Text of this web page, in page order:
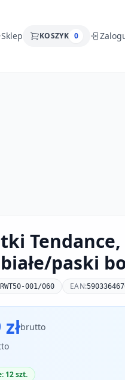
Sklep KOSZYK 0
Tendance,
paski
001/060 EAN:
brutto
12 szt.